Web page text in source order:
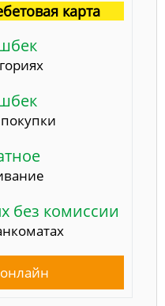
карта
без комиссии